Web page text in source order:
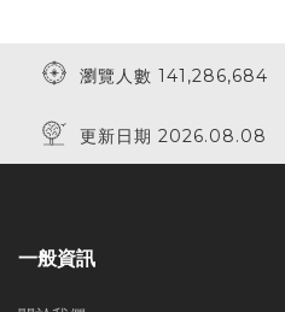
瀏覽人數 141,286,684
更新日期 2026.08.08
一般資訊